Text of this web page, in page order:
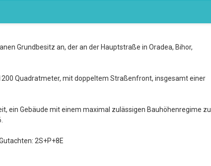
Grundbesitz an, der an der Hauptstraße in Oradea, Bihor,
Quadratmeter, mit doppeltem Straßenfront, insgesamt einer
ein Gebäude mit einem maximal zulässigen Bauhöhenregime zu
2S+P+8E